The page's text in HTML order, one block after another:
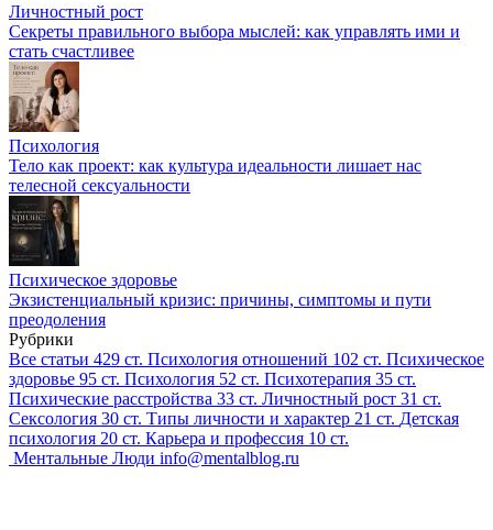
Личностный рост
Секреты правильного выбора мыслей: как управлять ими и
стать счастливее
Психология
Тело как проект: как культура идеальности лишает нас
телесной сексуальности
Психическое здоровье
Экзистенциальный кризис: причины, симптомы и пути
преодоления
Рубрики
Все статьи 429 ст. Психология отношений 102 ст. Психическое
здоровье 95 ст. Психология 52 ст. Психотерапия 35 ст.
Психические расстройства 33 ст. Личностный рост 31 ст.
Сексология 30 ст. Типы личности и характер 21 ст. Детская
психология 20 ст. Карьера и профессия 10 ст.
Ментальные Люди info@mentalblog.ru